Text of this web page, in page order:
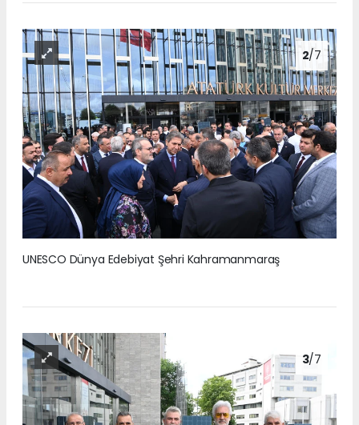
2/7
UNESCO Dünya Edebiyat Şehri Kahramanmaraş
3/7